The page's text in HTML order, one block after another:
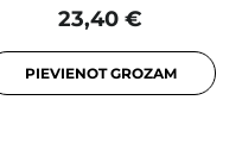
23,40 €
PIEVIENOT GROZAM